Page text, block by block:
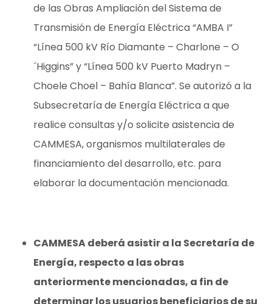
de las Obras Ampliación del Sistema de
Transmisión de Energía Eléctrica “AMBA I”
“Línea 500 kV Río Diamante – Charlone – O
´Higgins” y “Línea 500 kV Puerto Madryn –
Choele Choel – Bahía Blanca”. Se autorizó a la
Subsecretaría de Energía Eléctrica a que
realice consultas y/o solicite asistencia de
CAMMESA, organismos multilaterales de
financiamiento del desarrollo, etc. para
elaborar la documentación mencionada.
CAMMESA deberá asistir a la Secretaría de
Energía, respecto a las obras
anteriormente mencionadas, a fin de
determinar los usuarios beneficiarios de su